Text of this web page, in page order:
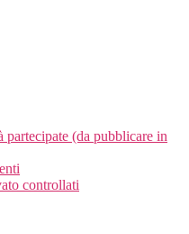
partecipate (da pubblicare in
controllati